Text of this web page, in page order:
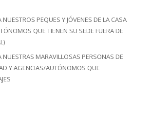
PEQUES Y JÓVENES DE LA CASA
QUE TIENEN SU SEDE FUERA DE
NUESTRAS MARAVILLOSAS PERSONAS DE
Y AGENCIAS/AUTÓNOMOS QUE